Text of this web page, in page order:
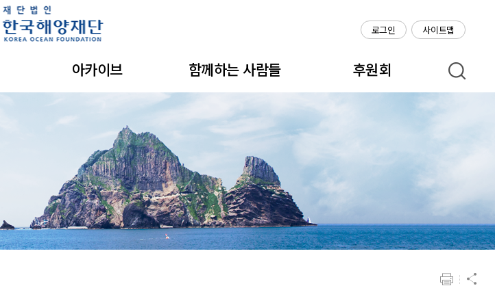
본문 바로가기
주메뉴 바로가기
하단 바로가기
로그인 사이트맵
아카이브 함께하는 사람들 후원회